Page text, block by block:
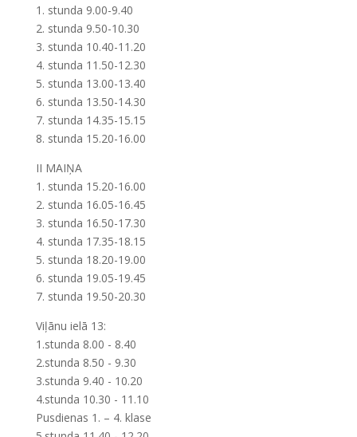
1. stunda 9.00-9.40
2. stunda 9.50-10.30
3. stunda 10.40-11.20
4. stunda 11.50-12.30
5. stunda 13.00-13.40
6. stunda 13.50-14.30
7. stunda 14.35-15.15
8. stunda 15.20-16.00
II MAIŅA
1. stunda 15.20-16.00
2. stunda 16.05-16.45
3. stunda 16.50-17.30
4. stunda 17.35-18.15
5. stunda 18.20-19.00
6. stunda 19.05-19.45
7. stunda 19.50-20.30
Viļānu ielā 13:
1.stunda 8.00 - 8.40
2.stunda 8.50 - 9.30
3.stunda 9.40 - 10.20
4.stunda 10.30 - 11.10
Pusdienas 1. – 4. klase